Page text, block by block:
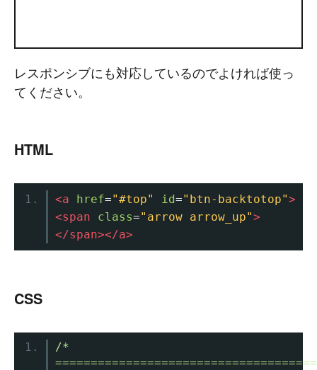
レスポンシブにも対応しているのでよければ使っ
てください。
HTML
<a href="#top" id="btn-backtotop">
<span
class="arrow arrow_up">
</span></a>
CSS
/*